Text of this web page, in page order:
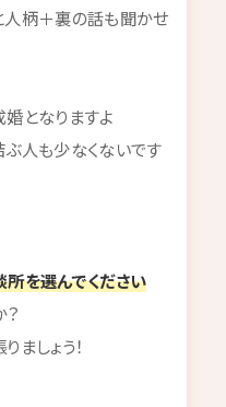
人柄＋裏の話も聞かせ
となりますよ
人も少なくないです
を選んでください
ましょう！